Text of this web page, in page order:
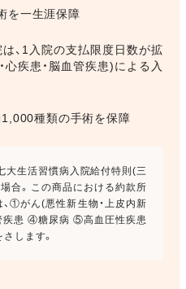
を一生涯保障
、1入院の支払限度日数が拡
心疾患・脳血管疾患)による入
種類の手術を保障
大生活習慣病入院給付特則(三
合。この商品における約款所
①がん(悪性新生物・上皮内新
患 ④糖尿病 ⑤高血圧性疾患
します。